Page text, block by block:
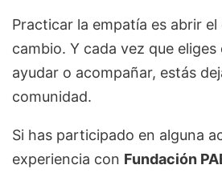
Practicar la empatía es abrir
cambio. Y cada vez que
ayudar o acompañar, estás
comunidad.
Si has participado en alguna
experiencia con Fundación